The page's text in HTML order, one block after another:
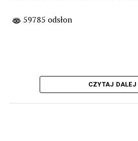
59785 odsłon
CZYTAJ DALEJ